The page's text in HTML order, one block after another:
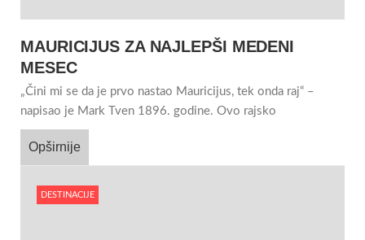
MAURICIJUS ZA NAJLEPŠI MEDENI
MESEC
„Čini mi se da je prvo nastao Mauricijus, tek onda raj“ –
napisao je Mark Tven 1896. godine. Ovo rajsko
Opširnije
DESTINACIJE